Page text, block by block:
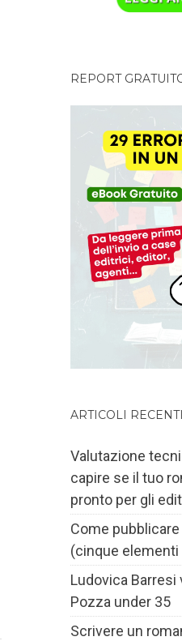
REPORT
ARTICOLI RECENTI
Valutazione
capire se il tuo
pronto per gli
Come
(cinque elementi
Ludovica Barresi
Pozza under 35
Scrivere un